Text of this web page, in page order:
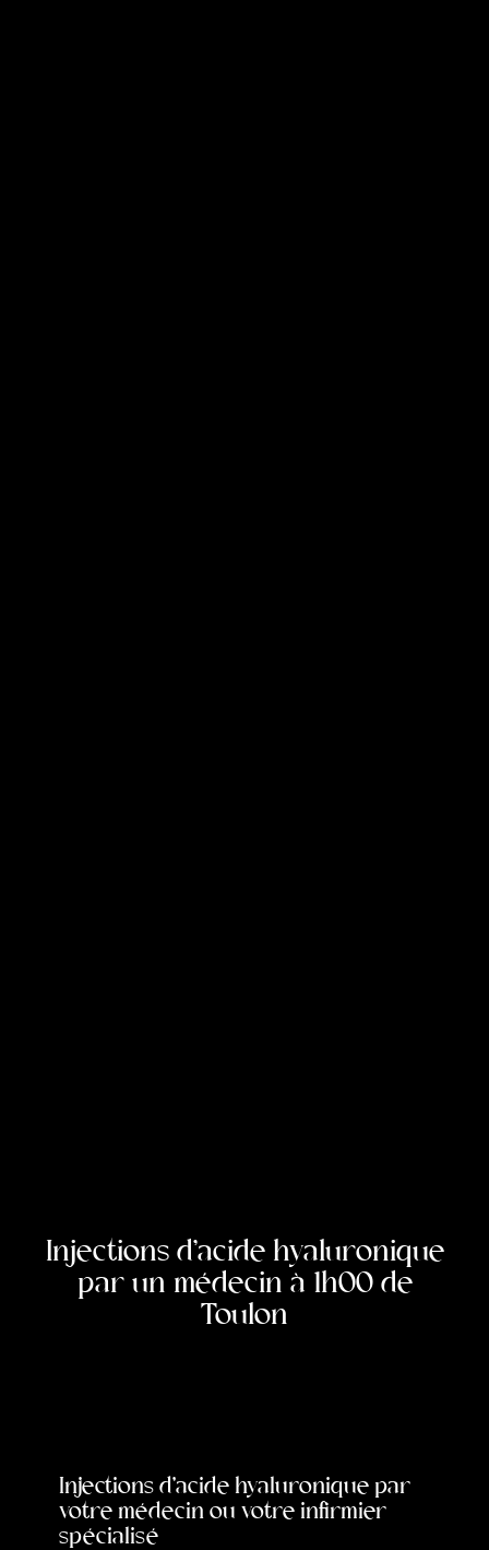
Injections d'acide hyaluronique
par un médecin à 1h00 de
Toulon
Injections d’acide hyaluronique par
votre médecin ou votre infirmier
spécialisé